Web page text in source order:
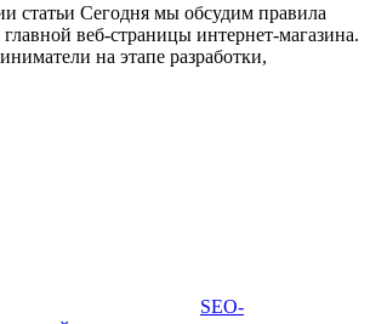
статьи Сегодня мы обсудим правила
главной веб-страницы интернет-магазина.
на этапе разработки,
SEO-